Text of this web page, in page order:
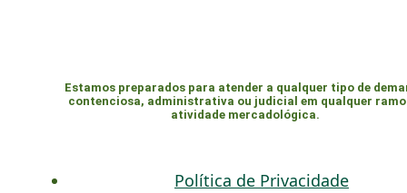
Estamos preparados para atender a qualquer tipo de
contenciosa, administrativa ou judicial em qualquer ramo
atividade mercadológica.
Política de Privacidade